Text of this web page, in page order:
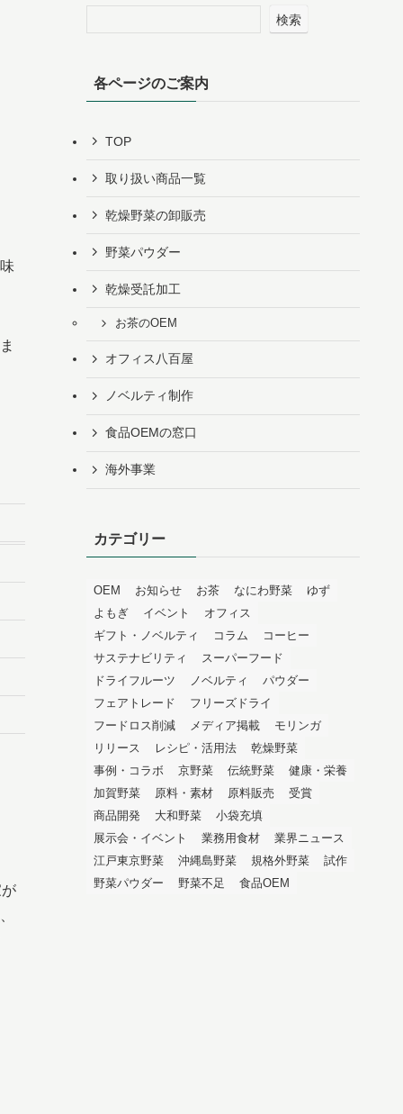
検索
各ページのご案内
TOP
取り扱い商品一覧
乾燥野菜の卸販売
野菜パウダー
乾燥受託加工
お茶のOEM
オフィス八百屋
ノベルティ制作
食品OEMの窓口
海外事業
カテゴリー
OEM お知らせ お茶 なにわ野菜
ゆず
よもぎ
イベント
オフィス
ギフト・ノベルティ
コラム
コーヒー
サステナビリティ
スーパーフード
ドライフルーツ
ノベルティ
パウダー
フェアトレード
フリーズドライ
フードロス削減
メディア掲載
モリンガ
リリース
レシピ・活用法
乾燥野菜
事例・コラボ
京野菜 伝統野菜
健康・栄養
加賀野菜
原料・素材 原料販売
受賞
商品開発
大和野菜
小袋充填
展示会・イベント
業務用食材
業界ニュース
江戸東京野菜
沖縄島野菜 規格外野菜
試作
野菜パウダー
野菜不足 食品OEM